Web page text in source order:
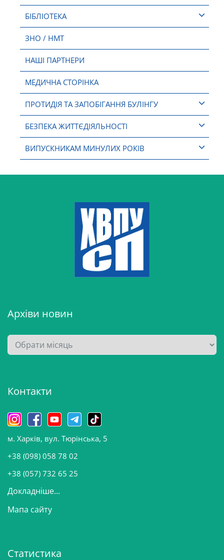
БІБЛІОТЕКА
ЗНО / НМТ
НАШІ ПАРТНЕРИ
МЕДИЧНА СТОРІНКА
ПРОТИДІЯ ТА ЗАПОБІГАННЯ БУЛІНГУ
БЕЗПЕКА ЖИТТЄДІЯЛЬНОСТІ
ВИПУСКНИКАМ МИНУЛИХ РОКІВ
Архіви новин
А
р
в
н
о
в
и
Контакти
м. Харків, вул. Тюрінська, 5
+38 (098) 058 78 02
+38 (057) 732 65 25
Докладніше...
Мапа сайту
Статистика